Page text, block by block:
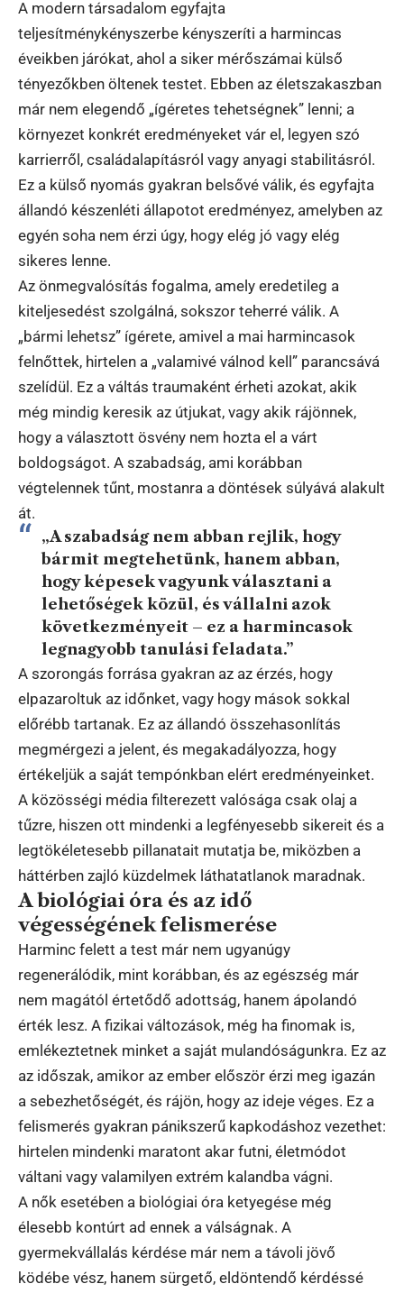
A modern társadalom egyfajta
teljesítménykényszerbe kényszeríti a harmincas
éveikben járókat, ahol a siker mérőszámai külső
tényezőkben öltenek testet. Ebben az életszakaszban
már nem elegendő „ígéretes tehetségnek” lenni; a
környezet konkrét eredményeket vár el, legyen szó
karrierről, családalapításról vagy anyagi stabilitásról.
Ez a külső nyomás gyakran belsővé válik, és egyfajta
állandó készenléti állapotot eredményez, amelyben az
egyén soha nem érzi úgy, hogy elég jó vagy elég
sikeres lenne.
Az önmegvalósítás fogalma, amely eredetileg a
kiteljesedést szolgálná, sokszor teherré válik. A
„bármi lehetsz” ígérete, amivel a mai harmincasok
felnőttek, hirtelen a „valamivé válnod kell” parancsává
szelídül. Ez a váltás traumaként érheti azokat, akik
még mindig keresik az útjukat, vagy akik rájönnek,
hogy a választott ösvény nem hozta el a várt
boldogságot. A szabadság, ami korábban
végtelennek tűnt, mostanra a döntések súlyává alakult
át.
„A szabadság nem abban rejlik, hogy
bármit megtehetünk, hanem abban,
hogy képesek vagyunk választani a
lehetőségek közül, és vállalni azok
következményeit – ez a harmincasok
legnagyobb tanulási feladata.”
A szorongás forrása gyakran az az érzés, hogy
elpazaroltuk az időnket, vagy hogy mások sokkal
előrébb tartanak. Ez az állandó összehasonlítás
megmérgezi a jelent, és megakadályozza, hogy
értékeljük a saját tempónkban elért eredményeinket.
A közösségi média filterezett valósága csak olaj a
tűzre, hiszen ott mindenki a legfényesebb sikereit és a
legtökéletesebb pillanatait mutatja be, miközben a
háttérben zajló küzdelmek láthatatlanok maradnak.
A biológiai óra és az idő
végességének felismerése
Harminc felett a test már nem ugyanúgy
regenerálódik, mint korábban, és az egészség már
nem magától értetődő adottság, hanem ápolandó
érték lesz. A fizikai változások, még ha finomak is,
emlékeztetnek minket a saját mulandóságunkra. Ez az
az időszak, amikor az ember először érzi meg igazán
a sebezhetőségét, és rájön, hogy az ideje véges. Ez a
felismerés gyakran pánikszerű kapkodáshoz vezethet:
hirtelen mindenki maratont akar futni, életmódot
váltani vagy valamilyen extrém kalandba vágni.
A nők esetében a biológiai óra ketyegése még
élesebb kontúrt ad ennek a válságnak. A
gyermekvállalás kérdése már nem a távoli jövő
ködébe vész, hanem sürgető, eldöntendő kérdéssé